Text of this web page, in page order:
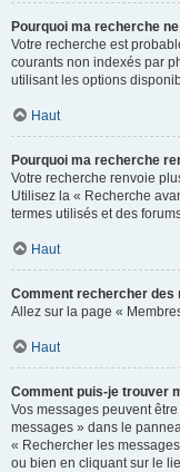
Pourquoi ma recherche
Votre recherche est
courants non indexés par
utilisant les options
Haut
Pourquoi ma recherche
Votre recherche renvoie
Utilisez la « Recherche
termes utilisés et des
Haut
Comment rechercher des
Allez sur la page «
Haut
Comment puis-je trouver
Vos messages peuvent
messages » dans le
« Rechercher les
ou bien en cliquant sur le